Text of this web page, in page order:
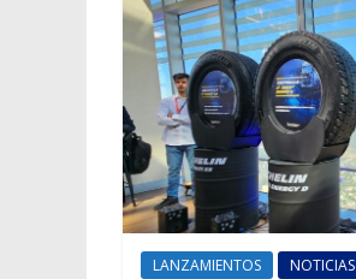
LANZAMIENTOS NOTICIAS